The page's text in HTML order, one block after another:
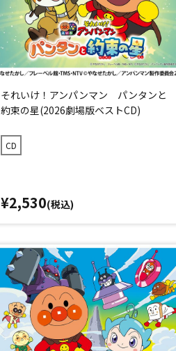
それいけ！アンパンマン パンタンと
約束の星(2026劇場版ベストCD)
CD
¥2,530(税込)